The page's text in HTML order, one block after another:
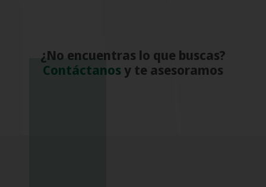
¿No encuentras lo que buscas?
Contáctanos y te asesoramos